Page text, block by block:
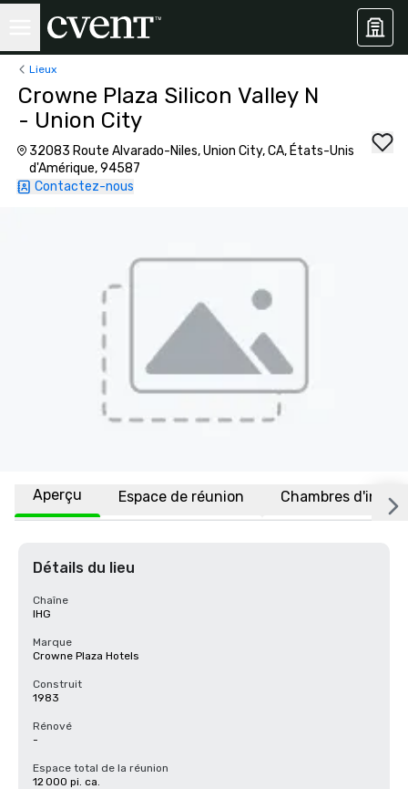
Lieux
Crowne Plaza Silicon Valley N
- Union City
32083 Route Alvarado-Niles, Union City, CA, États-Unis
d'Amérique, 94587
Contactez-nous
Aperçu Espace de réunion Chambres
Détails du lieu
Chaîne
IHG
Marque
Crowne Plaza Hotels
Construit
1983
Rénové
-
Espace total de la réunion
12 000 pi. ca.